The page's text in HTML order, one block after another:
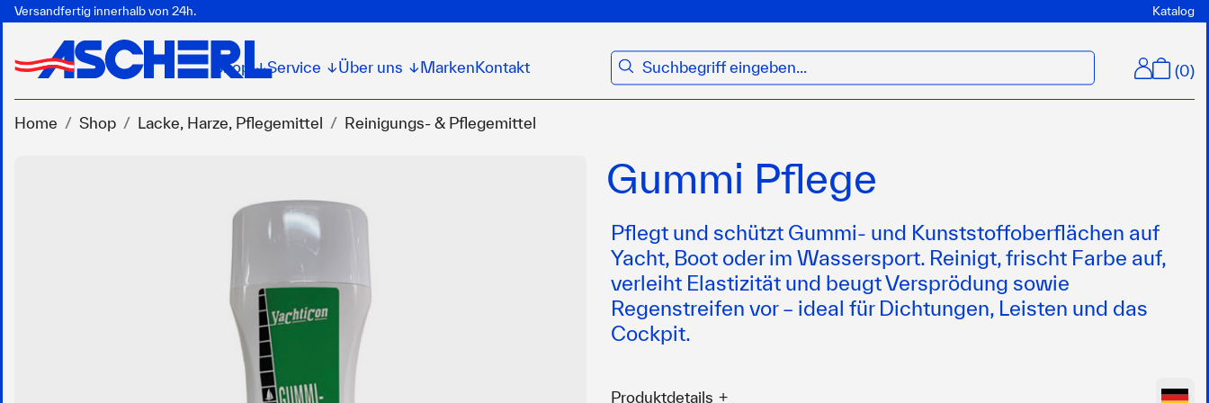
Versandfertig innerhalb von 24h. Katalog
Shop ↓Service ↓Über uns ↓ Marken Kontakt suchen (0)
Home Shop Lacke, Harze, Pflegemittel Reinigungs- & Pflegemittel
Gummi Pflege
Pflegt und schützt Gummi- und Kunststoffoberflächen auf
Yacht, Boot oder im Wassersport. Reinigt, frischt Farbe auf,
verleiht Elastizität und beugt Versprödung sowie
Regenstreifen vor – ideal für Dichtungen, Leisten und das
Cockpit.
Produktdetails